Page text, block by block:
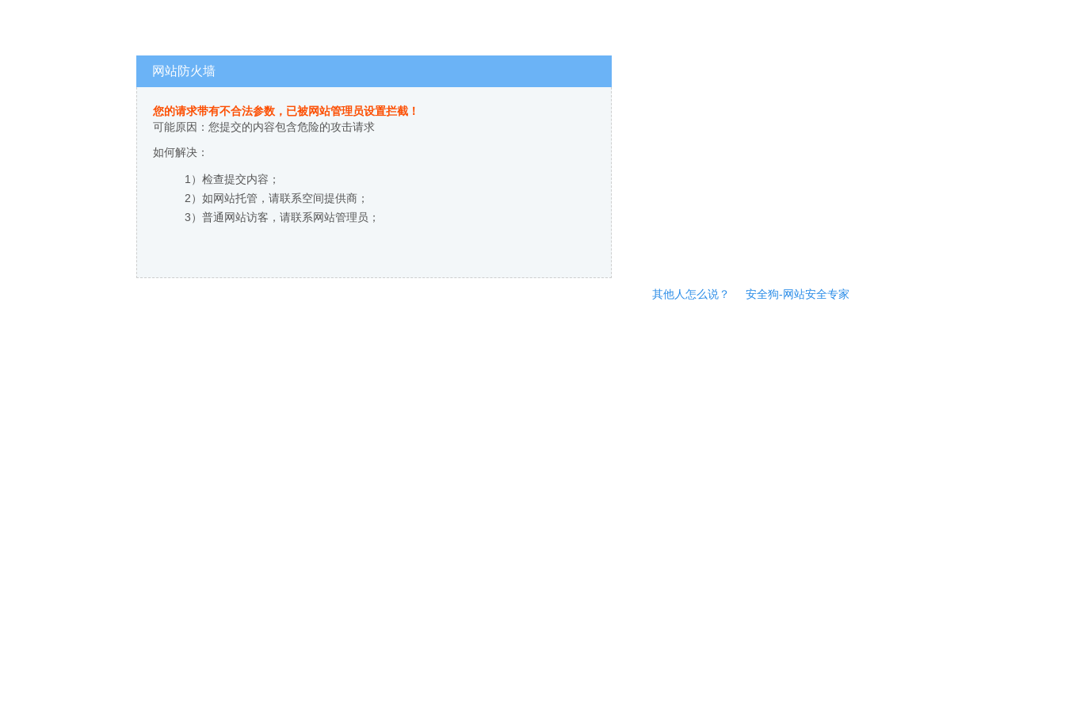
网站防火墙
您的请求带有不合法参数，已被网站管理员设置拦截！
可能原因：您提交的内容包含危险的攻击请求
如何解决：
1）检查提交内容；
2）如网站托管，请联系空间提供商；
3）普通网站访客，请联系网站管理员；
其他人怎么说？ 安全狗-网站安全专家